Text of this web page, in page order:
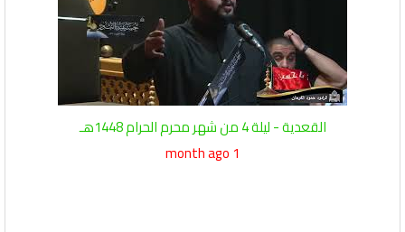
القعدية - ليلة 4 من شهر محرم الحرام 1448هـ
1 month ago